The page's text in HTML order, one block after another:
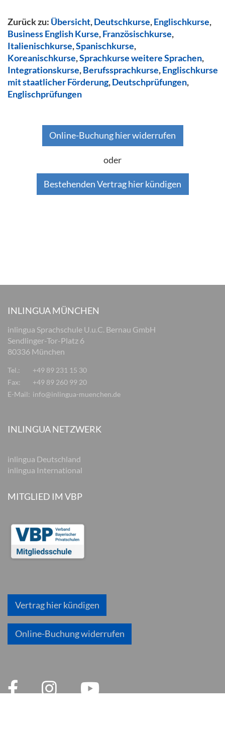
Zurück zu: Übersicht,Deutschkurse,Englischkurse,
Business English Kurse,Französischkurse,
Italienischkurse,Spanischkurse,
Koreanischkurse,Sprachkurse weitere Sprachen,
Integrationskurse,Berufssprachkurse,Englischkurse
mit staatlicher Förderung,Deutschprüfungen,
Englischprüfungen
Online-Buchung hier widerrufen
oder
Bestehenden Vertrag hier kündigen
INLINGUA MÜNCHEN
inlingua Sprachschule U.u.C. Bernau GmbH
Sendlinger-Tor-Platz 6
80336 München
Tel.:
+49 89 231 15 30
Fax:
+49 89 260 99 20
E-Mail: info@inlingua-muenchen.de
INLINGUA NETZWERK
inlingua Deutschland
inlingua International
MITGLIED IM VBP
Vertrag hier kündigen
Online-Buchung widerrufen